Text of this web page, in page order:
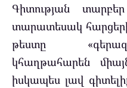
Գիտության
տարատեսակ
թեստը
կհաղթահարեն
իսկապես լավ